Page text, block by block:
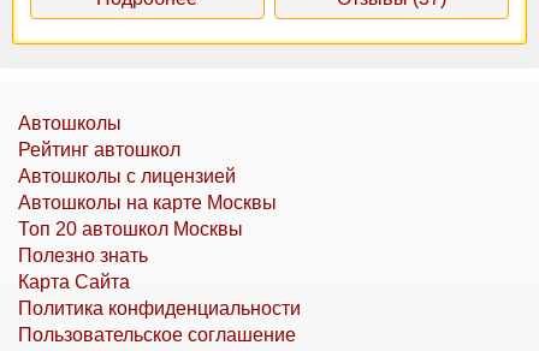
Автошколы
Рейтинг автошкол
Автошколы с лицензией
Автошколы на карте Москвы
Топ 20 автошкол Москвы
Полезно знать
Карта Сайта
Политика конфиденциальности
Пользовательское соглашение